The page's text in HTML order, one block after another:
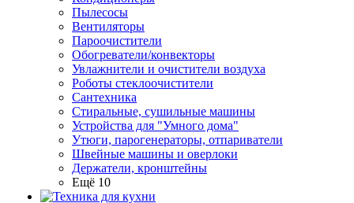
Пылесосы
Вентиляторы
Пароочистители
Обогреватели/конвекторы
Увлажнители и очистители воздуха
Роботы стеклоочистители
Сантехника
Стиральные, сушильные машины
Устройства для "Умного дома"
Утюги, парогенераторы, отпариватели
Швейные машины и оверлоки
Держатели, кронштейны
Ещё 10